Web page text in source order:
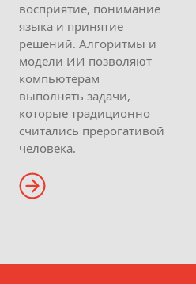
восприятие, понимание
языка и принятие
решений. Алгоритмы и
модели ИИ позволяют
компьютерам
выполнять задачи,
которые традиционно
считались прерогативой
человека.